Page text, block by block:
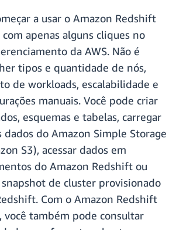
a usar o Amazon Redshift
apenas alguns cliques no
da AWS. Não é
tipos e quantidade de nós,
de workloads, escalabilidade e
manuais. Você pode criar
esquemas e tabelas, carregar
dados do Amazon Simple Storage
S3), acessar dados em
do Amazon Redshift ou
de cluster provisionado
Com o Amazon Redshift
você também pode consultar